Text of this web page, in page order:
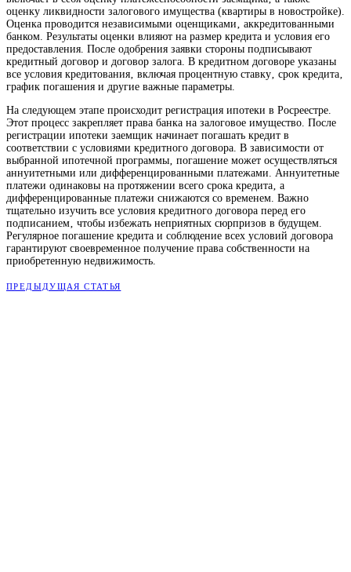
оценку ликвидности залогового имущества (квартиры в новостройке).
Оценка проводится независимыми оценщиками‚ аккредитованными
банком. Результаты оценки влияют на размер кредита и условия его
предоставления. После одобрения заявки стороны подписывают
кредитный договор и договор залога. В кредитном договоре указаны
все условия кредитования‚ включая процентную ставку‚ срок кредита‚
график погашения и другие важные параметры.
На следующем этапе происходит регистрация ипотеки в Росреестре.
Этот процесс закрепляет права банка на залоговое имущество. После
регистрации ипотеки заемщик начинает погашать кредит в
соответствии с условиями кредитного договора. В зависимости от
выбранной ипотечной программы‚ погашение может осуществляться
аннуитетными или дифференцированными платежами. Аннуитетные
платежи одинаковы на протяжении всего срока кредита‚ а
дифференцированные платежи снижаются со временем. Важно
тщательно изучить все условия кредитного договора перед его
подписанием‚ чтобы избежать неприятных сюрпризов в будущем.
Регулярное погашение кредита и соблюдение всех условий договора
гарантируют своевременное получение права собственности на
приобретенную недвижимость.
ПРЕДЫДУЩАЯ СТАТЬЯ